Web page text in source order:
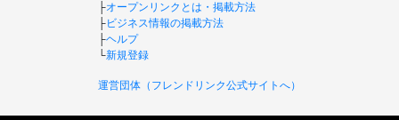
├オープンリンクとは・掲載方法
├ビジネス情報の掲載方法
├ヘルプ
└新規登録
運営団体（フレンドリンク公式サイトへ）